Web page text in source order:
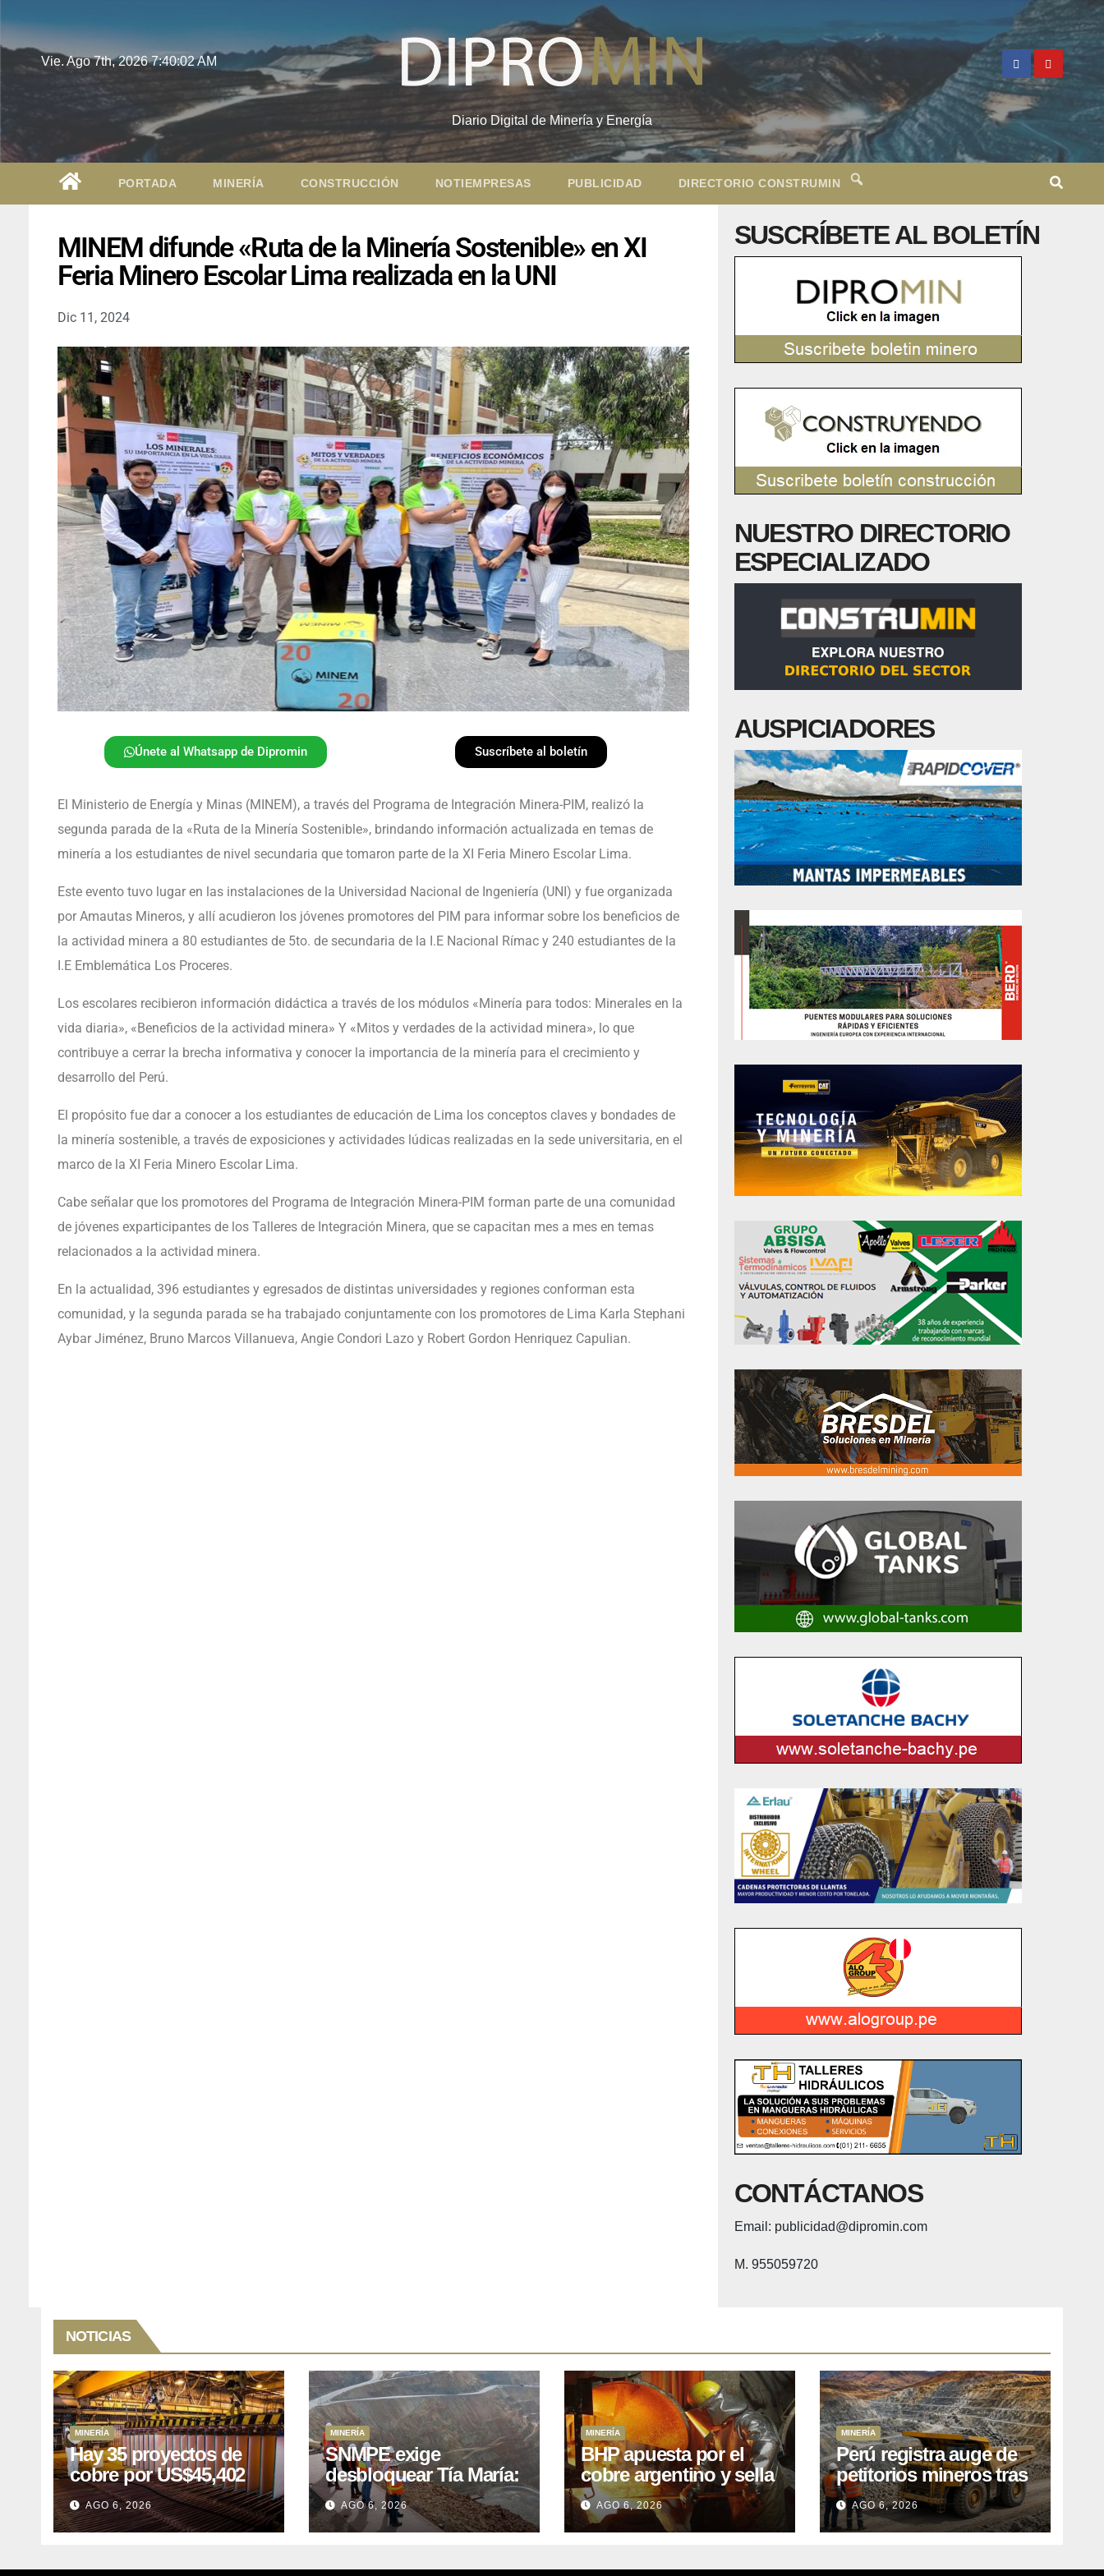
Vie. Ago 7th, 20267:40:03 AM
Diario Digital de Minería y Energía
PORTADA MINERÍA CONSTRUCCIÓN NOTIEMPRESAS PUBLICIDAD DIRECTORIO CONSTRUMIN
MINEM difunde «Ruta de la Minería Sostenible» en XI
Feria Minero Escolar Lima realizada en la UNI
Dic 11, 2024
Únete al Whatsapp de Dipromin Suscríbete al boletín
El Ministerio de Energía y Minas (MINEM), a través del Programa de Integración Minera-PIM, realizó la
segunda parada de la «Ruta de la Minería Sostenible», brindando información actualizada en temas de
minería a los estudiantes de nivel secundaria que tomaron parte de la XI Feria Minero Escolar Lima.
Este evento tuvo lugar en las instalaciones de la Universidad Nacional de Ingeniería (UNI) y fue organizada
por Amautas Mineros, y allí acudieron los jóvenes promotores del PIM para informar sobre los beneficios de
la actividad minera a 80 estudiantes de 5to. de secundaria de la I.E Nacional Rímac y 240 estudiantes de la
I.E Emblemática Los Proceres.
Los escolares recibieron información didáctica a través de los módulos «Minería para todos: Minerales en la
vida diaria», «Beneficios de la actividad minera» Y «Mitos y verdades de la actividad minera», lo que
contribuye a cerrar la brecha informativa y conocer la importancia de la minería para el crecimiento y
desarrollo del Perú.
El propósito fue dar a conocer a los estudiantes de educación de Lima los conceptos claves y bondades de
la minería sostenible, a través de exposiciones y actividades lúdicas realizadas en la sede universitaria, en el
marco de la XI Feria Minero Escolar Lima.
Cabe señalar que los promotores del Programa de Integración Minera-PIM forman parte de una comunidad
de jóvenes exparticipantes de los Talleres de Integración Minera, que se capacitan mes a mes en temas
relacionados a la actividad minera.
En la actualidad, 396 estudiantes y egresados de distintas universidades y regiones conforman esta
comunidad, y la segunda parada se ha trabajado conjuntamente con los promotores de Lima Karla Stephani
Aybar Jiménez, Bruno Marcos Villanueva, Angie Condori Lazo y Robert Gordon Henriquez Capulian.
SUSCRÍBETE AL BOLETÍN
NUESTRO DIRECTORIO
ESPECIALIZADO
AUSPICIADORES
CONTÁCTANOS
Email: publicidad@dipromin.com
M. 955059720
NOTICIAS
MINERÍA
Hay 35 proyectos de
cobre por US$45,402
millones que Perú
puede aprovechar
AGO 6, 2026
MINERÍA
SNMPE exige
desbloquear Tía María:
el proyecto de
US$1.400M que Perú
lleva 15 años
AGO 6, 2026
MINERÍA
BHP apuesta por el
cobre argentino y sella
acuerdo con Kobrea
para siete proyecto
AGO 6, 2026
MINERÍA
Perú registra auge de
petitorios mineros tras
liberación de más de
mil concesiones para
explorar cobre y oro
AGO 6, 2026